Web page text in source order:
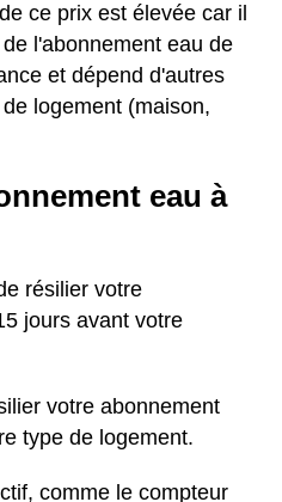
ce prix est élevée car il
l'abonnement eau de
et dépend d'autres
logement (maison,
eau à
résilier votre
jours avant votre
votre abonnement
type de logement.
comme le compteur